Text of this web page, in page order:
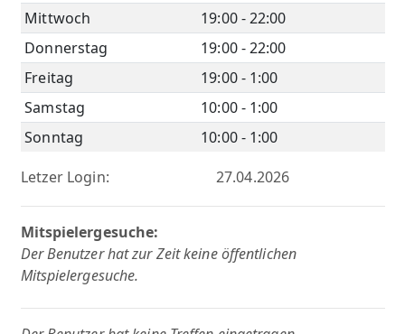
Mittwoch
19:00 - 22:00
Donnerstag
19:00 - 22:00
Freitag
19:00 - 1:00
Samstag
10:00 - 1:00
Sonntag
10:00 - 1:00
Letzer Login:
27.04.2026
Mitspielergesuche:
Der Benutzer hat zur Zeit keine öffentlichen
Mitspielergesuche.